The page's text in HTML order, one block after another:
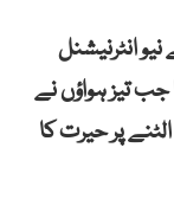
انٹرنیشنل
جب تیز ہواؤں نے
پر حیرت کا